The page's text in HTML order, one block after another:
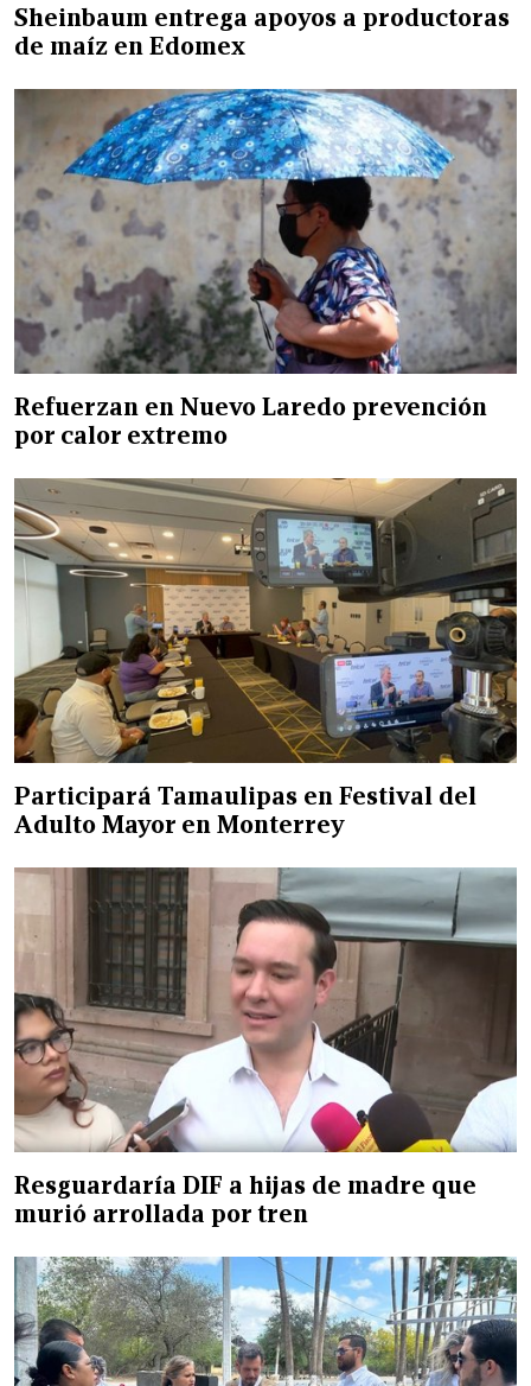
Sheinbaum entrega apoyos a productoras
de maíz en Edomex
Refuerzan en Nuevo Laredo prevención
por calor extremo
Participará Tamaulipas en Festival del
Adulto Mayor en Monterrey
Resguardaría DIF a hijas de madre que
murió arrollada por tren